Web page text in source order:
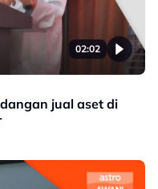
02:02
jual aset di